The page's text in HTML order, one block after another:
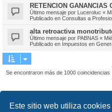
Este sitio web utiliza
RETENCION GANANCIAS
Último mensaje por Luceroluc «
Publicado en Consultas a
alta retroactiva
Último mensaje por PABNAS «
Publicado en Impuestos en
Se encontraron más de 1000 coincidencias